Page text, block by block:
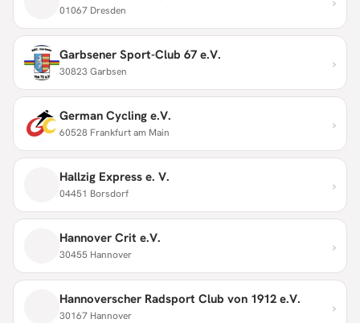
01067 Dresden
Garbsener Sport-Club 67 e.V.
30823 Garbsen ›
German Cycling e.V.
60528 Frankfurt am Main ›
Hallzig Express e. V.
04451 Borsdorf ›
Hannover Crit e.V.
30455 Hannover ›
Hannoverscher Radsport Club von 1912 e.V.
30167 Hannover ›